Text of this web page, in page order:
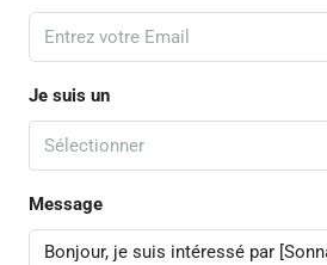
Je suis un
Sélectionner
Message